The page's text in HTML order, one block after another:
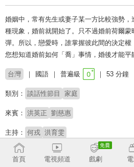
婚姻中，常有先生或妻子某一方比較強勢
種現象，婚前就開始了。只不過婚前荷爾
彈。所以，戀愛時，誰掌握彼此間的決定權
您想知道婚前如何「喬」事情，婚後才能平
台灣 國語 普遍級 53 分鐘
類別： 談話性節目 家庭
來賓： 洪英正 劉慈惠
主持： 何戎 洪育雯
首頁 電視頻道 戲劇